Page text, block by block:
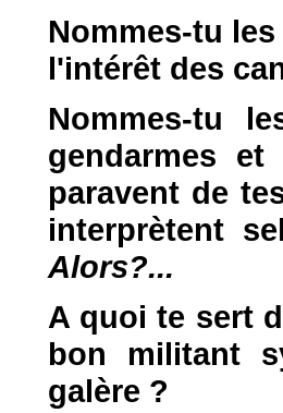
Nommes-tu
l'intérêt des
Nommes-tu
gendarmes
paravent de
interprètent
Alors?...
A quoi te sert
bon militant
galère ?